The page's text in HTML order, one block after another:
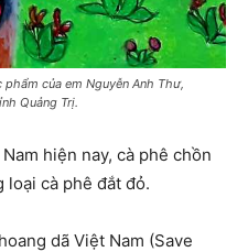
của em Nguyễn Anh Thư,
Quảng Trị.
hiện nay, cà phê chồn
cà phê đắt đỏ.
dã Việt Nam (Save